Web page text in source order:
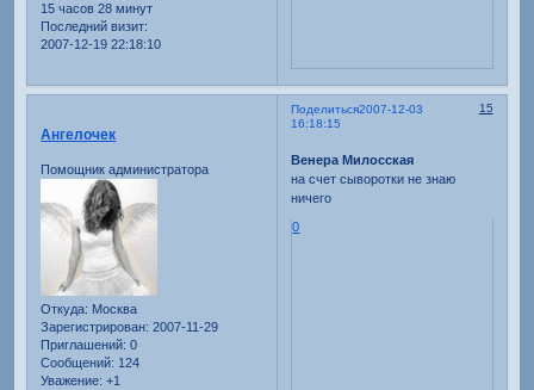
15 часов 28 минут
Последний визит:
2007-12-19 22:18:10
Поделиться 15
2007-12-03
16:18:15
Ангелочек
Помощник администратора
Откуда: Москва
Зарегистрирован: 2007-11-29
Приглашений: 0
Сообщений: 124
Уважение: +1
Венера Милосская
на счет сыворотки не знаю
ничего
0